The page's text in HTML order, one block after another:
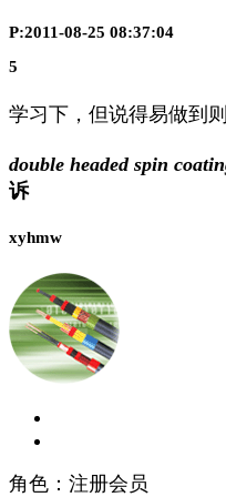
P:2011-08-25 08:37:04
5
学习下，但说得易做到
double headed spin
诉
xyhmw
角色：注册会员